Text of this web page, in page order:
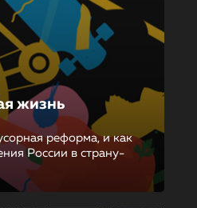
жизнь
реформа, и как
России в страну-